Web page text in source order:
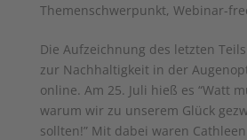
Themenschwerpunkt, Webinar-
Die Aufzeichnung des letzten
zur Nachhaltigkeit in der
online. Am 25. Juli hieß es “Watt
warum wir zu unserem Glück
sollten!” Mit dabei waren